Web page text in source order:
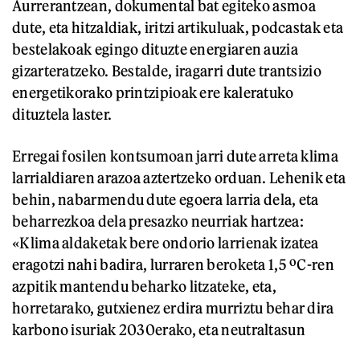
Aurrerantzean, dokumental bat egiteko asmoa
dute, eta hitzaldiak, iritzi artikuluak, podcastak eta
bestelakoak egingo dituzte energiaren auzia
gizarteratzeko. Bestalde, iragarri dute trantsizio
energetikorako printzipioak ere kaleratuko
dituztela laster.
Erregai fosilen kontsumoan jarri dute arreta klima
larrialdiaren arazoa aztertzeko orduan. Lehenik eta
behin, nabarmendu dute egoera larria dela, eta
beharrezkoa dela presazko neurriak hartzea:
«Klima aldaketak bere ondorio larrienak izatea
eragotzi nahi badira, lurraren beroketa 1,5 ºC-ren
azpitik mantendu beharko litzateke, eta,
horretarako, gutxienez erdira murriztu behar dira
karbono isuriak 2030erako, eta neutraltasun